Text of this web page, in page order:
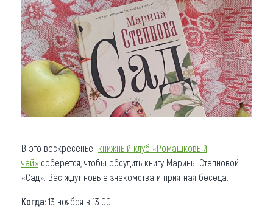
В это воскресенье книжный клуб «Ромашковый
чай» соберется, чтобы обсудить книгу Марины Степновой
«Сад». Вас ждут новые знакомства и приятная беседа.
Когда:13 ноября в 13.00.